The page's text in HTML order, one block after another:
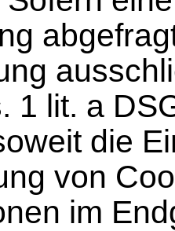
1 lit. a
die
von
im